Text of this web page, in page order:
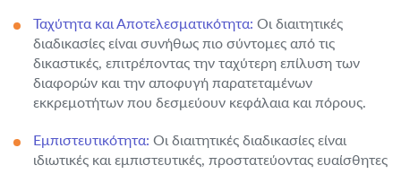
Ταχύτητα και Αποτελεσματικότητα: Οι διαιτητικές
διαδικασίες είναι συνήθως πιο σύντομες από τις
δικαστικές, επιτρέποντας την ταχύτερη επίλυση των
διαφορών και την αποφυγή παρατεταμένων
εκκρεμοτήτων που δεσμεύουν κεφάλαια και πόρους.
Εμπιστευτικότητα: Οι διαιτητικές διαδικασίες είναι
ιδιωτικές και εμπιστευτικές, προστατεύοντας ευαίσθητες